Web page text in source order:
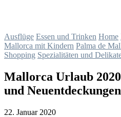
Ausflüge Essen und Trinken Home
Mallorca mit Kindern Palma de
Shopping Spezialitäten und
Mallorca Urlaub
und Neuentdeckungen
22. Januar 2020